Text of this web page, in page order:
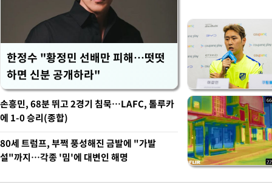
한정수 "황정민 선배만 피해…떳떳
하면 신분 공개하라"
손흥민, 68분 뛰고 2경기 침묵…LAFC, 톨루카
에 1-0 승리(종합)
80세 트럼프, 부쩍 풍성해진 금발에 "가발
설"까지…각종 '밈'에 대변인 해명